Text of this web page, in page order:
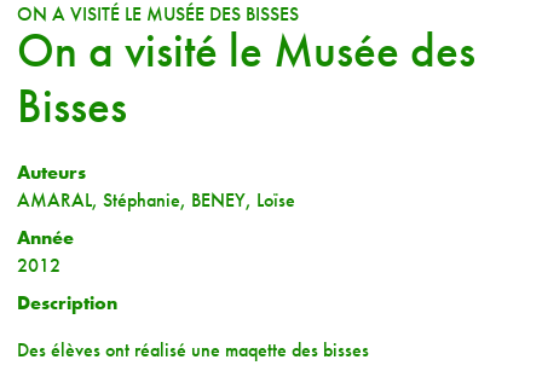
ON A VISITÉ LE MUSÉE DES BISSES
On a visité le Musée des
Bisses
Auteurs
AMARAL, Stéphanie, BENEY, Loïse
Année
2012
Description
Des élèves ont réalisé une maqette des bisses